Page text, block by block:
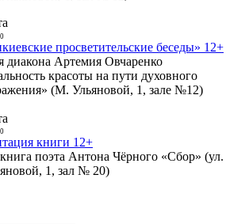
просветительские беседы» 12+
диакона Артемия Овчаренко
красоты на пути духовного
(М. Ульяновой, 1, зале №12)
книги 12+
поэта Антона Чёрного «Сбор» (ул.
1, зал № 20)